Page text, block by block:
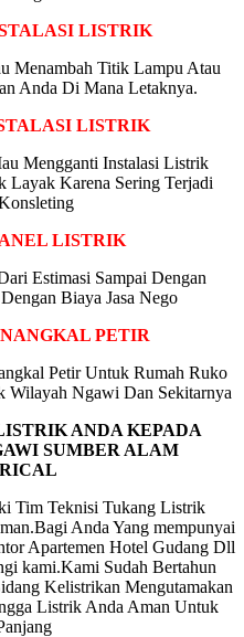
LISTRIK
Menambah Titik Lampu Atau
Anda Di Mana Letaknya.
LISTRIK
Mengganti Instalasi Listrik
Layak Karena Sering Terjadi
LISTRIK
Estimasi Sampai Dengan
Biaya Jasa Nego
PETIR
Petir Untuk Rumah Ruko
Wilayah Ngawi Dan Sekitarnya
ANDA KEPADA
SUMBER ALAM
Tim Teknisi Tukang Listrik
Anda Yang mempunyai
Apartemen Hotel Gudang Dll
kami.Kami Sudah Bertahun
Kelistrikan Mengutamakan
Listrik Anda Aman Untuk